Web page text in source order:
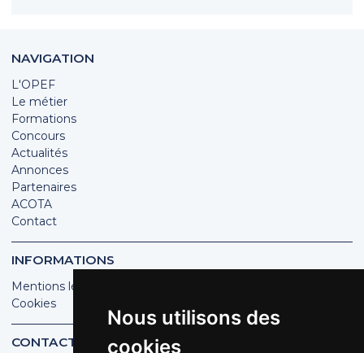
Nous utilisons des
cookies
NAVIGATION
L'OPEF
Le métier
Formations
Concours
Actualités
Annonces
Partenaires
ACOTA
Contact
INFORMATIONS
Mentions légales
Cookies
CONTACT